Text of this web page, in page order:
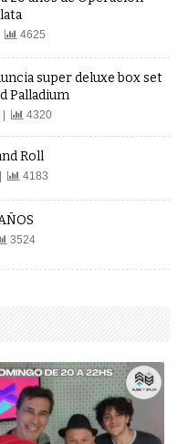
4625
super deluxe box set
Palladium
4320
Roll
4183
3524